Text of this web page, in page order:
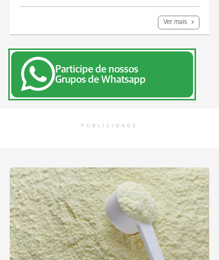
Ver mais
Participe de nossos
Grupos de Whatsapp
PUBLICIDADE